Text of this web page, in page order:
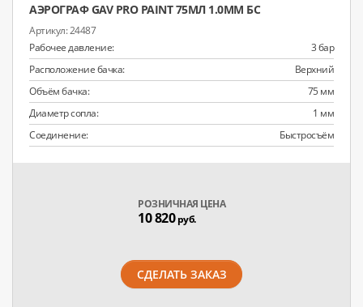
АЭРОГРАФ GAV PRO PAINT 75МЛ 1.0ММ БС
24487
Рабочее давление:
3 бар
Расположение бачка:
Верхний
Объём бачка:
75 мм
Диаметр сопла:
1 мм
Соединение:
Быстросъём
РОЗНИЧНАЯ ЦЕНА
10 820руб.
СДЕЛАТЬ ЗАКАЗ